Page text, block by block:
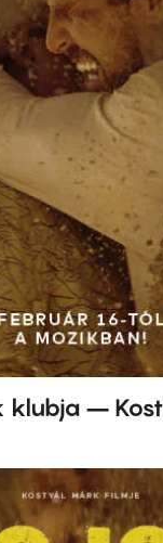
klubja –